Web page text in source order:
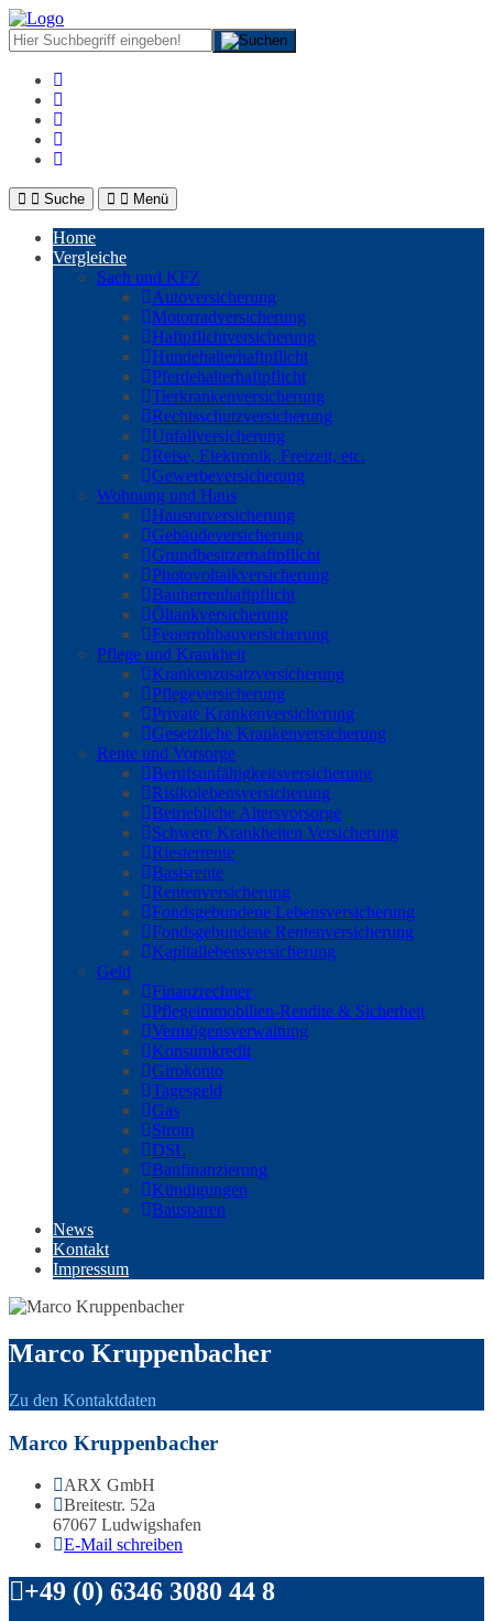
Suche Menü
Home
Vergleiche
Sach und KFZ
Autoversicherung
Motorradversicherung
Haftpflichtversicherung
Hundehalterhaftpflicht
Pferdehalterhaftpflicht
Tierkrankenversicherung
Rechtsschutzversicherung
Unfallversicherung
Reise, Elektronik, Freizeit, etc.
Gewerbeversicherung
Wohnung und Haus
Hausratversicherung
Gebäudeversicherung
Grundbesitzerhaftpflicht
Photovoltaikversicherung
Bauherrenhaftpflicht
Öltankversicherung
Feuerrohbauversicherung
Pflege und Krankheit
Krankenzusatzversicherung
Pflegeversicherung
Private Krankenversicherung
Gesetzliche Krankenversicherung
Rente und Vorsorge
Berufs­unfähigkeitsversicherung
Risikolebensversicherung
Betriebliche Altersvorsorge
Schwere Krankheiten Versicherung
Riesterrente
Basisrente
Rentenversicherung
Fondsgebundene Lebensversicherung
Fondsgebundene Rentenversicherung
Kapitallebensversicherung
Geld
Finanzrechner
Pflegeimmobilien-Rendite & Sicherheit
Vermögensverwaltung
Konsumkredit
Girokonto
Tagesgeld
Gas
Strom
DSL
Baufinanzierung
Kündigungen
Bausparen
News
Kontakt
Impressum
Marco Kruppenbacher
Zu den Kontaktdaten
Marco Kruppenbacher
ARX GmbH
Breitestr. 52a
67067 Ludwigshafen
E-Mail schreiben
+49 (0) 6346 3080 44 8